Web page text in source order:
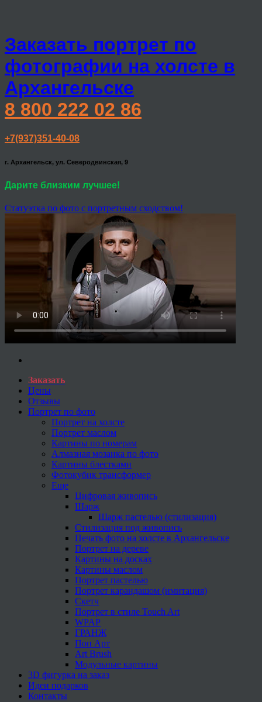
Заказать портрет по
фотографии на холсте в
Архангельске
8 800 222 02 86
+7(937)351-40-08
г. Архангельск, ул. Северодвинская, 9
Дарите близким лучшее!
Статуэтка по фото с портретным сходством!
Заказать
Цены
Отзывы
Портрет по фото
Портрет на холсте
Портрет маслом
Картины по номерам
Алмазная мозаика по фото
Картины блестками
Фотокубик трансформер
Еще
Цифровая живопись
Шарж
Шарж пастелью (стилизация)
Стилизация под живопись
Печать фото на холсте в Архангельске
Портрет на дереве
Картины на досках
Картины маслом
Портрет пастелью
Портрет карандашом (имитация)
Скетч
Портрет в стиле Touch Art
WPAP
ГРАНЖ
Поп Арт
Art Brush
Модульные картины
3D фигурка на заказ
Идеи подарков
Контакты